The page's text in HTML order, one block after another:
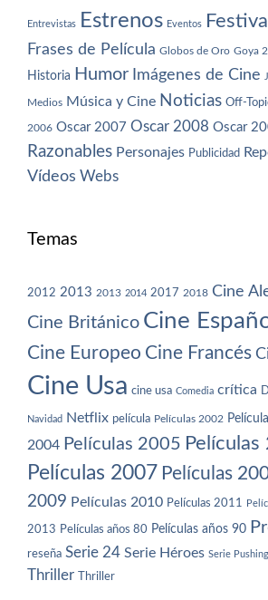
Entrevistas Estrenos Eventos
Frases de Película Globos de Oro Goya
Historia Humor Imágenes de Cine
Medios Música y Cine Noticias Off-
2006 Oscar 2007 Oscar 2008 Oscar
Razonables Personajes Publicidad
Vídeos Webs
Temas
2012 2013 2013 2014 2017 2018 Cine
Cine Británico Cine
Cine Europeo Cine Francés
Cine Usa cine usa Comedia crítica
Navidad Netflix película Películas 2002
2004 Películas 2005 Películas
Películas 2007 Películas
2009 Películas 2010 Películas 2011
2013 Películas años 80 Películas años 90
reseña Serie 24 Serie Héroes Serie
Thriller Thriller